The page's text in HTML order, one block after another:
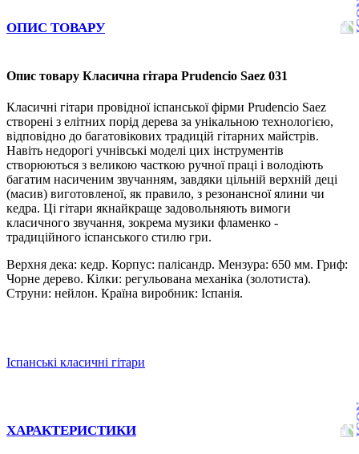
ОПИС ТОВАРУ
Опис товару Класична гітара Prudencio Saez 031
Класичні гітари провідної іспанської фірми Prudencio Saez
створені з елітних порід дерева за унікальною технологією,
відповідно до багатовікових традицій гітарних майстрів.
Навіть недорогі учнівські моделі цих інструментів
створюються з великою часткою ручної праці і володіють
багатим насиченим звучанням, завдяки цільній верхній деці
(масив) виготовленої, як правило, з резонансної ялини чи
кедра. Ці гітари якнайкраще задовольняють вимоги
класичного звучання, зокрема музики фламенко -
традиційного іспанського стилю гри.
Верхня дека: кедр. Корпус: палісандр. Мензура: 650 мм. Гриф:
Чорне дерево. Кілки: регульована механіка (золотиста).
Струни: нейлон. Країна виробник: Іспанія.
Іспанські класичні гітари
ХАРАКТЕРИСТИКИ